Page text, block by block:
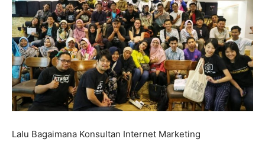
Lalu Bagaimana Konsultan Internet Marketing